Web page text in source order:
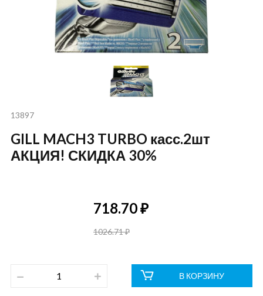
13897
GILL MACH3 TURBO касс.2шт
АКЦИЯ! СКИДКА 30%
718.70 ₽
1026.71 ₽
В КОРЗИНУ